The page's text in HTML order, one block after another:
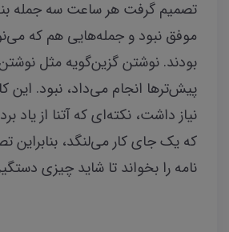
تصمیم گرفت هر ساعت سه جمله
موفق نبود و جمله‌هایی هم که
بودند. نوشتن گزین‌گویه مثل
پیش‌ترها انجام می‌داد، نبود. این
نیاز داشت، نکته‌ای که آتنا از یاد
که یک جای کار می‌لنگد، بنابراین
نامه را بخواند تا شاید چیزی